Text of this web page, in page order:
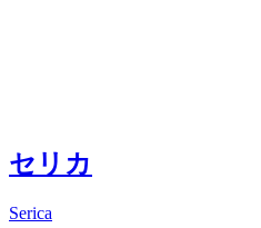
セリカ
Serica